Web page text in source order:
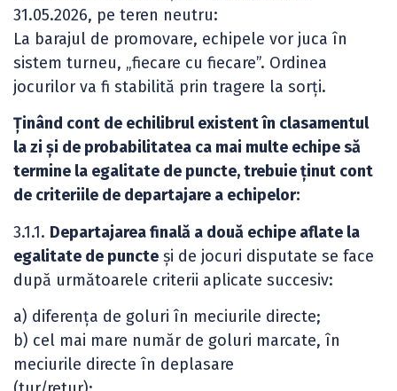
31.05.2026, pe teren neutru:
La barajul de promovare, echipele vor juca în
sistem turneu, „fiecare cu fiecare”. Ordinea
jocurilor va fi stabilită prin tragere la sorți.
Ținând cont de echilibrul existent în clasamentul
la zi și de probabilitatea ca mai multe echipe să
termine la egalitate de puncte, trebuie ținut cont
de criteriile de departajare a echipelor:
3.1.1. Departajarea finală a două echipe aflate la
egalitate de puncte și de jocuri disputate se face
după următoarele criterii aplicate succesiv:
a) diferența de goluri în meciurile directe;
b) cel mai mare număr de goluri marcate, în
meciurile directe în deplasare